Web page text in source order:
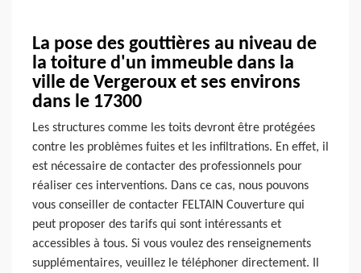
La pose des gouttières au niveau de
la toiture d'un immeuble dans la
ville de Vergeroux et ses environs
dans le 17300
Les structures comme les toits devront être protégées
contre les problèmes fuites et les infiltrations. En effet, il
est nécessaire de contacter des professionnels pour
réaliser ces interventions. Dans ce cas, nous pouvons
vous conseiller de contacter FELTAIN Couverture qui
peut proposer des tarifs qui sont intéressants et
accessibles à tous. Si vous voulez des renseignements
supplémentaires, veuillez le téléphoner directement. Il